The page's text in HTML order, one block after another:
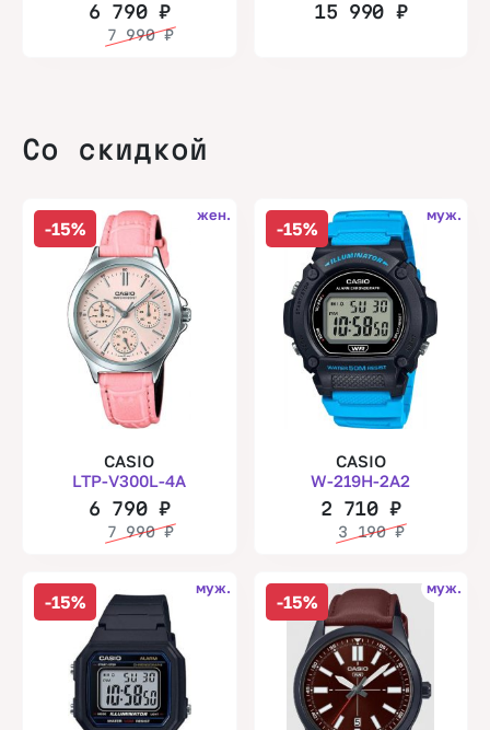
6 790 ₽
7 990₽
15 990 ₽
Со скидкой
-15%
жен.
CASIO
LTP-V300L-4A
6 790 ₽
7 990₽
-15%
муж.
CASIO
W-219H-2A2
2 710₽
3 190₽
-15%
муж.
-15%
муж.